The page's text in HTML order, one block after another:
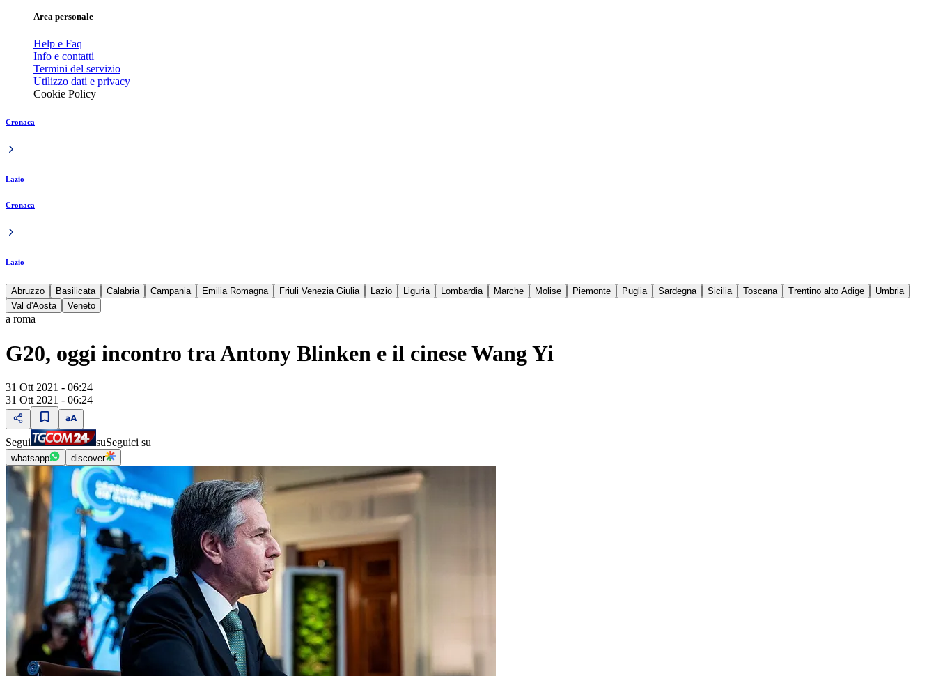
Area personale
Help e Faq
Info e contatti
Termini del servizio
Utilizzo dati e privacy
Cookie Policy
Cronaca
Lazio
Cronaca
Lazio
Abruzzo Basilicata Calabria Campania Emilia Romagna Friuli Venezia Giulia Lazio Liguria Lombardia Marche Molise Piemonte Puglia Sardegna Sicilia Toscana Trentino alto Adige
Umbria
Val d'Aosta
Veneto
a roma
G20, oggi incontro tra Antony Blinken e il cinese Wang Yi
31 Ott 2021 - 06:24
31 Ott 2021 - 06:24
Segui suSeguici su
whatsapp discover